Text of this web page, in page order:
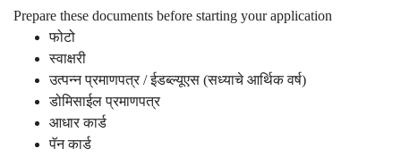
Prepare these documents before starting your application
फोटो
स्वाक्षरी
उत्पन्न प्रमाणपत्र / ईडब्ल्यूएस (सध्याचे आर्थिक वर्ष)
डोमिसाईल प्रमाणपत्र
आधार कार्ड
पॅन कार्ड